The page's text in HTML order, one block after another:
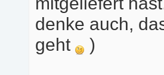
['ERR'][
}
denke auch,
geht
)